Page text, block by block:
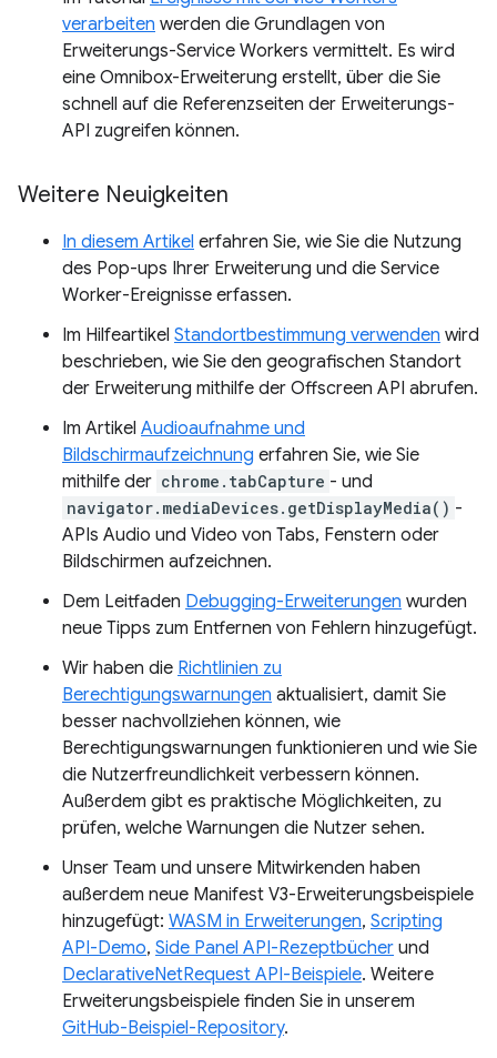
verarbeiten werden die Grundlagen von
Erweiterungs-Service Workers vermittelt. Es wird
eine Omnibox-Erweiterung erstellt, über die Sie
schnell auf die Referenzseiten der Erweiterungs-
API zugreifen können.
Weitere Neuigkeiten
In diesem Artikel erfahren Sie, wie Sie die Nutzung
des Pop-ups Ihrer Erweiterung und die Service
Worker-Ereignisse erfassen.
Im Hilfeartikel Standortbestimmung verwenden wird
beschrieben, wie Sie den geografischen Standort
der Erweiterung mithilfe der Offscreen API abrufen.
Im Artikel Audioaufnahme und
Bildschirmaufzeichnung erfahren Sie, wie Sie
mithilfe der chrome.tabCapture - und
navigator.mediaDevices.getDisplayMedia() -
APIs Audio und Video von Tabs, Fenstern oder
Bildschirmen aufzeichnen.
Dem Leitfaden Debugging-Erweiterungen wurden
neue Tipps zum Entfernen von Fehlern hinzugefügt.
Wir haben die Richtlinien zu
Berechtigungswarnungen aktualisiert, damit Sie
besser nachvollziehen können, wie
Berechtigungswarnungen funktionieren und wie Sie
die Nutzerfreundlichkeit verbessern können.
Außerdem gibt es praktische Möglichkeiten, zu
prüfen, welche Warnungen die Nutzer sehen.
Unser Team und unsere Mitwirkenden haben
außerdem neue Manifest V3-Erweiterungsbeispiele
hinzugefügt: WASM in Erweiterungen, Scripting
API-Demo, Side Panel API-Rezeptbücher und
DeclarativeNetRequest API-Beispiele. Weitere
Erweiterungsbeispiele finden Sie in unserem
GitHub-Beispiel-Repository.